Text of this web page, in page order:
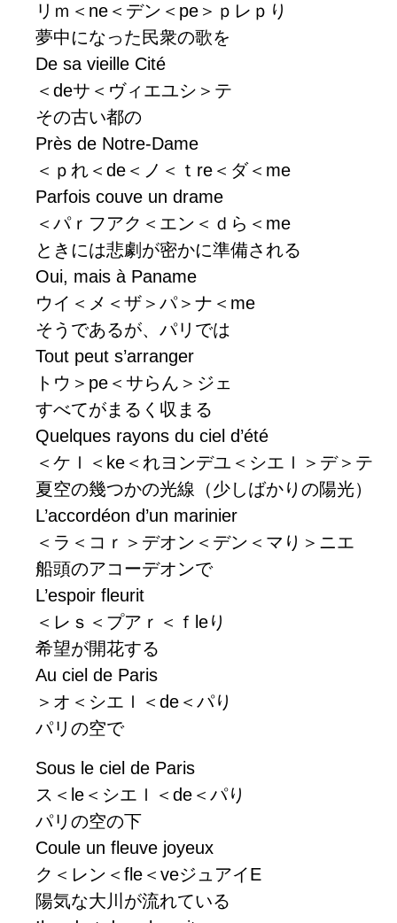
リｍ＜ne＜デン＜pe＞ｐレｐり
夢中になった民衆の歌を
De sa vieille Cité
＜deサ＜ヴィエユシ＞テ
その古い都の
Près de Notre-Dame
＜ｐれ＜de＜ノ＜ｔre＜ダ＜me
Parfois couve un drame
＜パｒフアク＜エン＜ｄら＜me
ときには悲劇が密かに準備される
Oui, mais à Paname
ウイ＜メ＜ザ＞パ＞ナ＜me
そうであるが、パリでは
Tout peut s’arranger
トウ＞pe＜サらん＞ジェ
すべてがまるく収まる
Quelques rayons du ciel d’été
＜ケｌ＜ke＜れヨンデユ＜シエｌ＞デ＞テ
夏空の幾つかの光線（少しばかりの陽光）
L’accordéon d’un marinier
＜ラ＜コｒ＞デオン＜デン＜マり＞ニエ
船頭のアコーデオンで
L’espoir fleurit
＜レｓ＜プアｒ＜ｆleり
希望が開花する
Au ciel de Paris
＞オ＜シエｌ＜de＜パり
パリの空で
Sous le ciel de Paris
ス＜le＜シエｌ＜de＜パり
パリの空の下
Coule un fleuve joyeux
ク＜レン＜fle＜veジュアイE
陽気な大川が流れている